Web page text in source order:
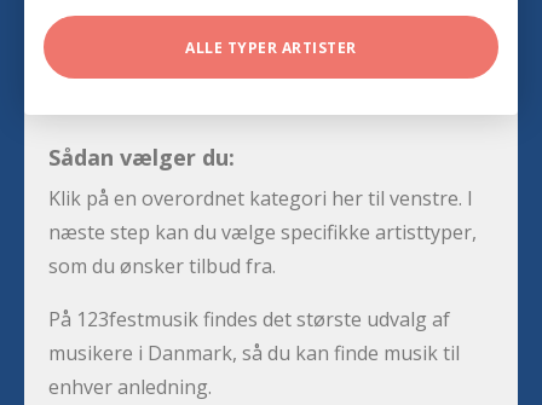
ALLE TYPER ARTISTER
Sådan vælger du:
Klik på en overordnet kategori her til venstre. I
næste step kan du vælge specifikke artisttyper,
som du ønsker tilbud fra.
På 123festmusik findes det største udvalg af
musikere i Danmark, så du kan finde musik til
enhver anledning.